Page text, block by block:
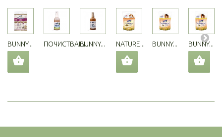
BUNNY... ПОЧИСТВАЩ...BUNNY... NATURE... BUNNY... BUNNY...